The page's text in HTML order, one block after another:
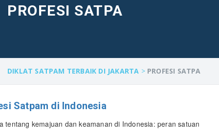
PROFESI SATPA
DIKLAT SATPAM TERBAIK DI JAKARTA > PROFESI SATPA
Satpam di Indonesia
kemajuan dan keamanan di Indonesia: peran satuan